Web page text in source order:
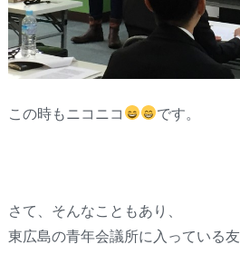
この時もニコニコ です。
さて、そんなこともあり、
東広島の青年会議所に入っている友